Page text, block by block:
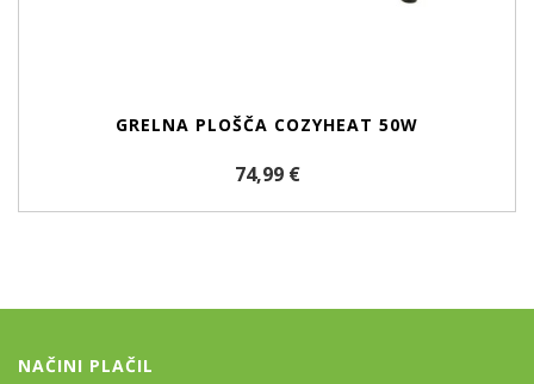
GRELNA PLOŠČA COZYHEAT 50W
74,99 €
NAČINI PLAČIL